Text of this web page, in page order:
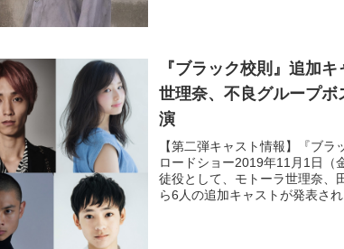
『ブラック校則』追加
世理奈、不良グループ
演
【第二弾キャスト情報】『ブ
ロードショー2019年11月1日（
徒役として、モトーラ世理奈、
ら6人の追加キャストが発表され